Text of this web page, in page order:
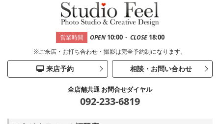
営業時間 OPEN 10:00 - CLOSE 18:00
※ご来店・お打ち合わせ・撮影は完全予約制になります。
来店予約 相談・お問い合わせ
全店舗共通 お問合せダイヤル
092-233-6819